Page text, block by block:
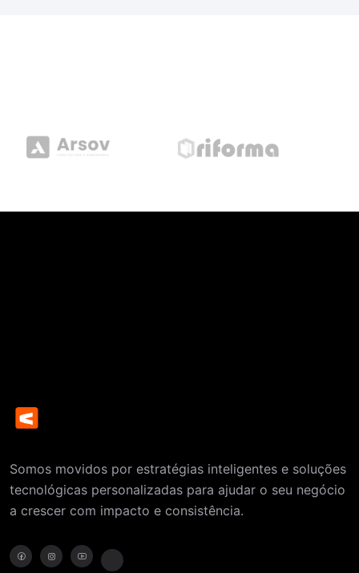
Somos movidos por estratégias inteligentes e soluções
tecnológicas personalizadas para ajudar o seu negócio
a crescer com impacto e consistência.